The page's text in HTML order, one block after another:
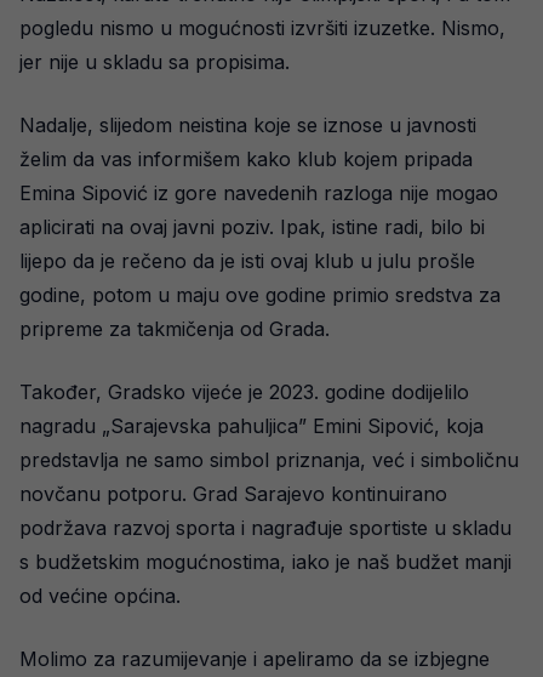
pogledu nismo u mogućnosti izvršiti izuzetke. Nismo,
jer nije u skladu sa propisima.
Nadalje, slijedom neistina koje se iznose u javnosti
želim da vas informišem kako klub kojem pripada
Emina Sipović iz gore navedenih razloga nije mogao
aplicirati na ovaj javni poziv. Ipak, istine radi, bilo bi
lijepo da je rečeno da je isti ovaj klub u julu prošle
godine, potom u maju ove godine primio sredstva za
pripreme za takmičenja od Grada.
Također, Gradsko vijeće je 2023. godine dodijelilo
nagradu „Sarajevska pahuljica” Emini Sipović, koja
predstavlja ne samo simbol priznanja, već i simboličnu
novčanu potporu. Grad Sarajevo kontinuirano
podržava razvoj sporta i nagrađuje sportiste u skladu
s budžetskim mogućnostima, iako je naš budžet manji
od većine općina.
Molimo za razumijevanje i apeliramo da se izbjegne